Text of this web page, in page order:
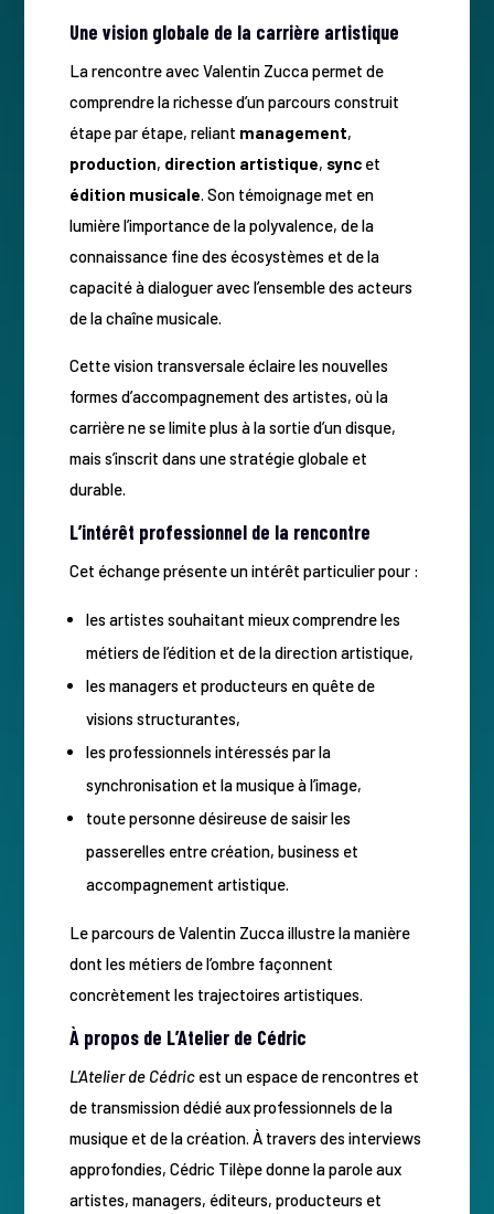
Une vision globale de la carrière artistique
La rencontre avec Valentin Zucca permet de
comprendre la richesse d’un parcours construit
étape par étape, reliant management,
production, direction artistique, syncet
édition musicale. Son témoignage met en
lumière l’importance de la polyvalence, de la
connaissance fine des écosystèmes et de la
capacité à dialoguer avec l’ensemble des acteurs
de la chaîne musicale.
Cette vision transversale éclaire les nouvelles
formes d’accompagnement des artistes, où la
carrière ne se limite plus à la sortie d’un disque,
mais s’inscrit dans une stratégie globale et
durable.
L’intérêt professionnel de la rencontre
Cet échange présente un intérêt particulier pour :
les artistes souhaitant mieux comprendre les
métiers de l’édition et de la direction artistique,
les managers et producteurs en quête de
visions structurantes,
les professionnels intéressés par la
synchronisation et la musique à l’image,
toute personne désireuse de saisir les
passerelles entre création, business et
accompagnement artistique.
Le parcours de Valentin Zucca illustre la manière
dont les métiers de l’ombre façonnent
concrètement les trajectoires artistiques.
À propos de L’Atelier de Cédric
L’Atelier de Cédricest un espace de rencontres et
de transmission dédié aux professionnels de la
musique et de la création. À travers des interviews
approfondies, Cédric Tilèpe donne la parole aux
artistes, managers, éditeurs, producteurs et